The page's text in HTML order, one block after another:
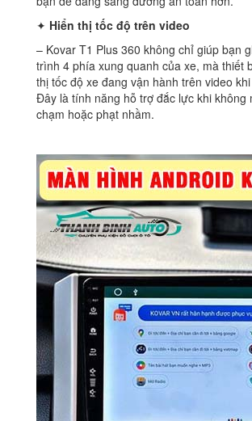
✦ Hiển thị tốc độ trên video
– Kovar T1 Plus 360 không chỉ giúp bạn
trình 4 phía xung quanh của xe, mà thiết
thị tốc độ xe đang vận hành trên video
Đây là tính năng hỗ trợ đắc lực khi không
chạm hoặc phạt nhầm.